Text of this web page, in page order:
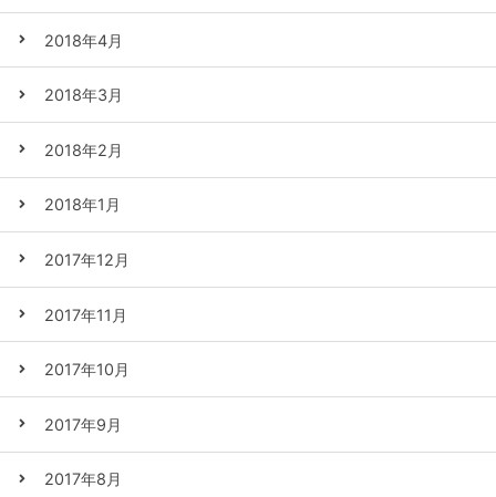
2018年4月
2018年3月
2018年2月
2018年1月
2017年12月
2017年11月
2017年10月
2017年9月
2017年8月